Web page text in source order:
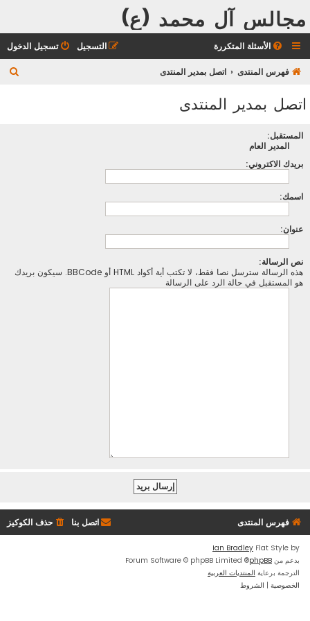
مجالس آل محمد (ع)
الأسئلة المتكررة تسجيل الدخول التسجيل
فهرس المنتدى اتصل بمدير المنتدى
اتصل بمدير المنتدى
المستقبل:
المدير العام
بريدك الاكتروني:
اسمك:
عنوان:
نص الرسالة:
هذه الرسالة سترسل نصا فقط، لا تكتب أية أكواد HTML أو BBCode. سيكون بريدك
هو المستقبل في حالة الرد على الرسالة
فهرس المنتدى حذف الكوكيز اتصل بنا
Flat Style by
Ian Bradley
بدعم من phpBB
® Forum Software © phpBB Limited
الترجمة برعاية المنتديات العربية
الخصوصية | الشروط